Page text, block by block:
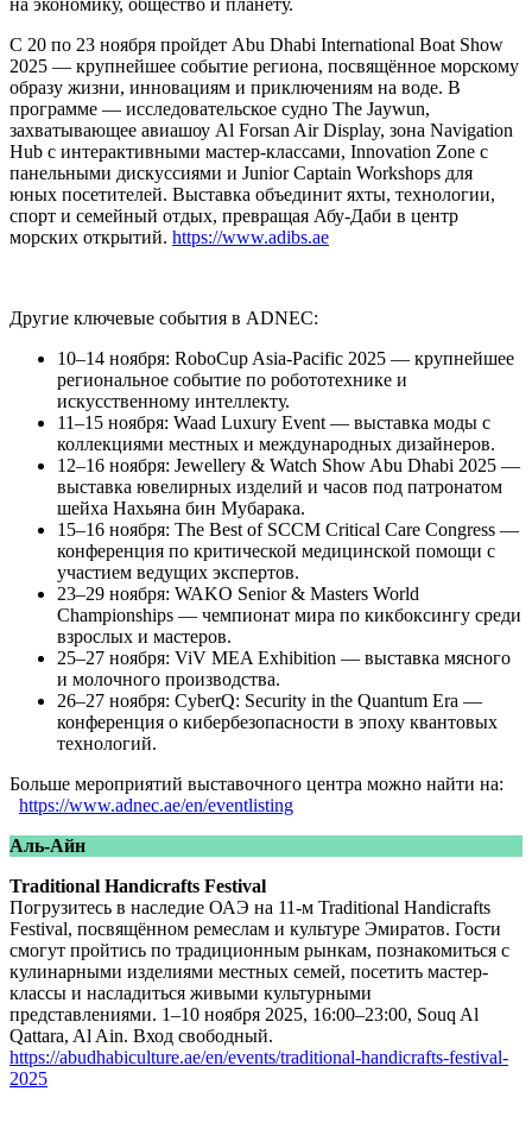
на экономику, общество и планету.
С 20 по 23 ноября пройдет Abu Dhabi International Boat Show
2025 — крупнейшее событие региона, посвящённое морскому
образу жизни, инновациям и приключениям на воде. В
программе — исследовательское судно The Jaywun,
захватывающее авиашоу Al Forsan Air Display, зона Navigation
Hub с интерактивными мастер-классами, Innovation Zone с
панельными дискуссиями и Junior Captain Workshops для
юных посетителей. Выставка объединит яхты, технологии,
спорт и семейный отдых, превращая Абу-Даби в центр
морских открытий. https://www.adibs.ae
Другие ключевые события в ADNEC:
10–14 ноября: RoboCup Asia-Pacific 2025 — крупнейшее
региональное событие по робототехнике и
искусственному интеллекту.
11–15 ноября: Waad Luxury Event — выставка моды с
коллекциями местных и международных дизайнеров.
12–16 ноября: Jewellery & Watch Show Abu Dhabi 2025 —
выставка ювелирных изделий и часов под патронатом
шейха Нахьяна бин Мубарака.
15–16 ноября: The Best of SCCM Critical Care Congress —
конференция по критической медицинской помощи с
участием ведущих экспертов.
23–29 ноября: WAKO Senior & Masters World
Championships — чемпионат мира по кикбоксингу среди
взрослых и мастеров.
25–27 ноября: ViV MEA Exhibition — выставка мясного
и молочного производства.
26–27 ноября: CyberQ: Security in the Quantum Era —
конференция о кибербезопасности в эпоху квантовых
технологий.
Больше мероприятий выставочного центра можно найти на:
https://www.adnec.ae/en/eventlisting
Аль-Айн
Traditional Handicrafts Festival
Погрузитесь в наследие ОАЭ на 11-м Traditional Handicrafts
Festival, посвящённом ремеслам и культуре Эмиратов. Гости
смогут пройтись по традиционным рынкам, познакомиться с
кулинарными изделиями местных семей, посетить мастер-
классы и насладиться живыми культурными
представлениями. 1–10 ноября 2025, 16:00–23:00, Souq Al
Qattara, Al Ain. Вход свободный.
https://abudhabiculture.ae/en/events/traditional-handicrafts-festival-
2025